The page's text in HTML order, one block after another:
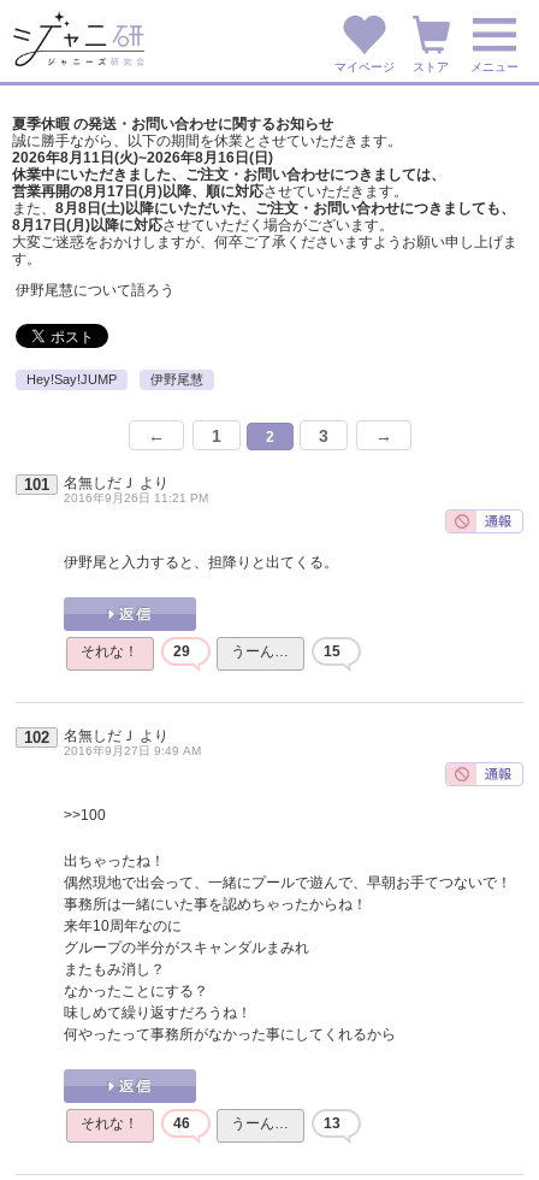
マイページ ストア メニュー
夏季休暇 の発送・お問い合わせに関するお知らせ
誠に勝手ながら、以下の期間を休業とさせていただきます。
2026年8月11日(火)~2026年8月16日(日)
休業中にいただきました、ご注文・お問い合わせにつきましては、
営業再開の8月17日(月)以降、順に対応させていただきます。
また、 8月8日(土)以降にいただいた、ご注文・ お問い合わせにつきましても、
8月17日(月)以降に対応させていただく場合がございます。
大変ご迷惑をおかけしますが、 何卒ご了承くださいますようお願い申し上げま
す。
伊野尾慧について語ろう
Hey!Say!JUMP 伊野尾慧
← 1 2 3 →
101 名無しだＪ より
2016年9月26日 11:21 PM
伊野尾と入力すると、担降りと出てくる。
それな！ 29 うーん… 15
102 名無しだＪ より
2016年9月27日 9:49 AM
>>100
出ちゃったね！
偶然現地で出会って、一緒にプールで遊んで、早朝お手てつないで！
事務所は一緒にいた事を認めちゃったからね！
来年10周年なのに
グループの半分がスキャンダルまみれ
またもみ消し？
なかったことにする？
味しめて繰り返すだろうね！
何やったって事務所がなかった事にしてくれるから
それな！ 46 うーん… 13